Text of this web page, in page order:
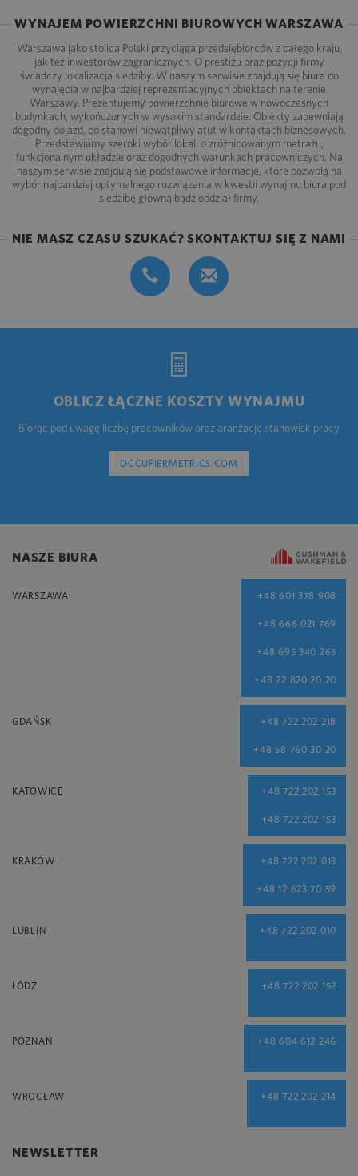
WYNAJEM POWIERZCHNI BIUROWYCH WARSZAWA
Warszawa jako stolica Polski przyciąga przedsiębiorców z całego kraju,
jak też inwestorów zagranicznych. O prestiżu oraz pozycji firmy
świadczy lokalizacja siedziby. W naszym serwisie znajdują się biura do
wynajęcia w najbardziej reprezentacyjnych obiektach na terenie
Warszawy. Prezentujemy powierzchnie biurowe w nowoczesnych
budynkach, wykończonych w wysokim standardzie. Obiekty zapewniają
dogodny dojazd, co stanowi niewątpliwy atut w kontaktach biznesowych.
Przedstawiamy szeroki wybór lokali o zróżnicowanym metrażu,
funkcjonalnym układzie oraz dogodnych warunkach pracowniczych. Na
naszym serwisie znajdują się podstawowe informacje, które pozwolą na
wybór najbardziej optymalnego rozwiązania w kwestii wynajmu biura pod
siedzibę główną bądź oddział firmy.
NIE MASZ CZASU SZUKAĆ? SKONTAKTUJ SIĘ Z NAMI
OBLICZ ŁĄCZNE KOSZTY WYNAJMU
Biorąc pod uwagę liczbę pracowników oraz aranżację stanowisk pracy
OCCUPIERMETRICS.COM
NASZE BIURA
WARSZAWA +48 601 378 908
+48 666 021 769
+48 695 340 265
+48 22 820 20 20
GDAŃSK +48 722 202 218
+48 58 760 30 20
KATOWICE +48 722 202 153
+48 722 202 153
KRAKÓW +48 722 202 013
+48 12 623 70 59
LUBLIN +48 722 202 010
ŁÓDŹ +48 722 202 152
POZNAŃ +48 604 612 246
WROCŁAW +48 722 202 214
NEWSLETTER